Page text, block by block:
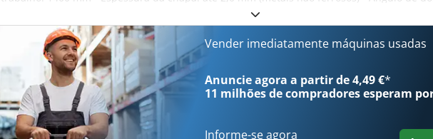
Abertura: 80 mm - Escala graduada - Batente para ângulos de dobra pré-definidos -
- Batente de profundidade frontal - Peso: aprox. 175 kg Cjdpfezmmicsx Abuerf -
de garantia Acessórios - Tesoura rotativa (até 0,8 mm): 350 EUR Envio dentro da Alemanha:
os preços indicados são acrescidos de 19% de IVA. Possibilidade de recolha no local.
(1000, 1400, 2140, 2640, 3140, 3640, 4140 mm) sob consulta.
Vender imediatamente máquinas usadas
Anuncie agora a partir de 4,49 €*
11 milhões de compradoresesperam
Informe-se agora